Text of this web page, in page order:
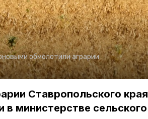
обмолотили аграрии
Ставропольского края
министерстве сельского